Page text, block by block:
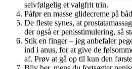
selvfølgelig et valgfrit trin.
Påfør en masse glidecreme på
De fleste synes, at
der også er penisstimulering, så
Stik en finger – jeg anbefaler
ind i anus, for at give de
af. Prøv at gå op til kun den